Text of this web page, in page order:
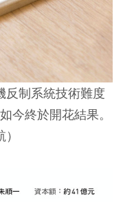
反制系統技術難度
今終於開花結果。